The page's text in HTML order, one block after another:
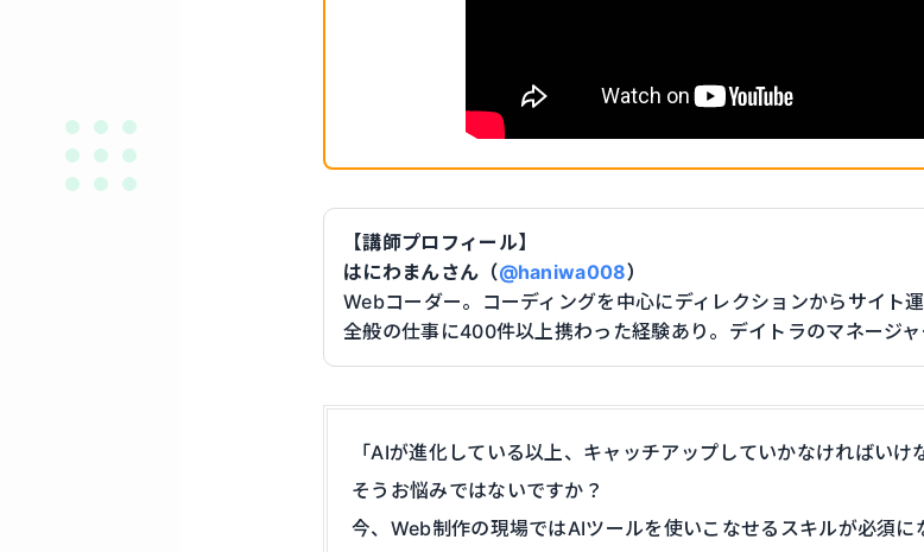
【講師プロフィール】
はにわまんさん（@haniwa008）
Webコーダー。コーディングを中心にディレクションからサイト
全般の仕事に400件以上携わった経験あり。デイトラのマネージャ
「AIが進化している以上、キャッチアップしていかなければいけ
そうお悩みではないですか？
今、Web制作の現場ではAIツールを使いこなせるスキルが必須に